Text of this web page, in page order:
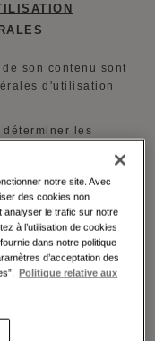
son contenu sont
d'utilisation
déterminer les
accédant, naviguant
» ou les «
à chacune de
lesquelles sont
disponibles sur le
toute utilisation
notre site. Avec
des cookies non
analyser le trafic sur notre
à l’utilisation de cookies
dans notre politique
d’acceptation des
Politique relative aux